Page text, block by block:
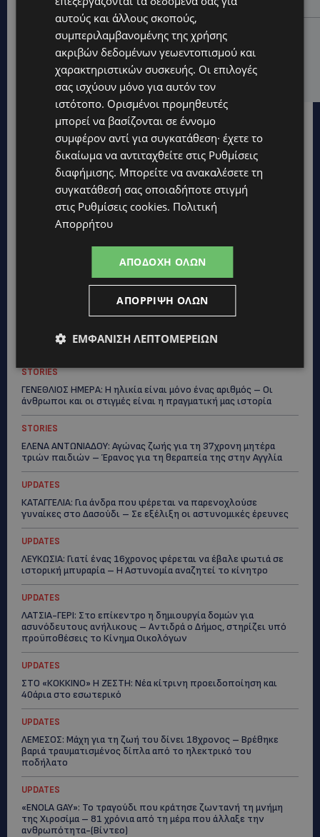
UPDATES
ΛΑΤΣΙΑ-ΓΕΡΙ: Στο επίκεντρο η δημιουργία δομών για
ασυνόδευτους ανήλικους – Αντιδρά ο Δήμος,
στηρίζει υπό προϋποθέσεις το Κίνημα Οικολόγων
Topics
STORIES
ΓΕΝΕΘΛΙΟΣ ΗΜΕΡΑ: Η ηλικία είναι μόνο ένας αριθμός – Οι
άνθρωποι και οι στιγμές είναι η πραγματική μας ιστορία
STORIES
ΕΛΕΝΑ ΑΝΤΩΝΙΑΔΟΥ: Αγώνας ζωής για τη 37χρονη μητέρα
τριών παιδιών – Έρανος για τη θεραπεία της στην Αγγλία
UPDATES
ΚΑΤΑΓΓΕΛΙΑ: Για άνδρα που φέρεται να παρενοχλούσε
γυναίκες στο Δασούδι – Σε εξέλιξη οι αστυνομικές έρευνες
UPDATES
ΛΕΥΚΩΣΙΑ: Γιατί ένας 16χρονος φέρεται να έβαλε φωτιά σε
ιστορική μπυραρία – Η Αστυνομία αναζητεί το κίνητρο
UPDATES
ΛΑΤΣΙΑ-ΓΕΡΙ: Στο επίκεντρο η δημιουργία δομών για
ασυνόδευτους ανήλικους – Αντιδρά ο Δήμος, στηρίζει υπό
προϋποθέσεις το Κίνημα Οικολόγων
UPDATES
ΣΤΟ «ΚΟΚΚΙΝΟ» Η ΖΕΣΤΗ: Νέα κίτρινη προειδοποίηση και
40άρια στο εσωτερικό
UPDATES
ΛΕΜΕΣΟΣ: Μάχη για τη ζωή του δίνει 18χρονος – Βρέθηκε
βαριά τραυματισμένος δίπλα από το ηλεκτρικό του
ποδήλατο
UPDATES
«ENOLA GAY»: Το τραγούδι που κράτησε ζωντανή τη μνήμη
της Χιροσίμα – 81 χρόνια από τη μέρα που άλλαξε την
ανθρωπότητα-(Bίντεο)
αυτούς και άλλους σκοπούς,
συμπεριλαμβανομένης της χρήσης
ακριβών δεδομένων γεωεντοπισμού και
χαρακτηριστικών συσκευής. Οι επιλογές
σας ισχύουν μόνο για αυτόν τον
ιστότοπο. Ορισμένοι προμηθευτές
μπορεί να βασίζονται σε έννομο
συμφέρον αντί για συγκατάθεση· έχετε το
δικαίωμα να αντιταχθείτε στις Ρυθμίσεις
διαφήμισης. Μπορείτε να ανακαλέσετε τη
συγκατάθεσή σας οποιαδήποτε στιγμή
στις Ρυθμίσεις cookies. Πολιτική
Απορρήτου
ΑΠΟΔΟΧΉ ΌΛΩΝ
ΑΠΌΡΡΙΨΗ ΌΛΩΝ
ΕΜΦΆΝΙΣΗ ΛΕΠΤΟΜΕΡΕΙΏΝ